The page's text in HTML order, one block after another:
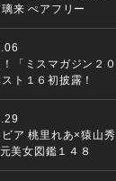
来 ぺアフリー
「ミスマガジン２０
ト１６初披露！
ア 桃里れあ×猿山秀
美女図鑑１４８